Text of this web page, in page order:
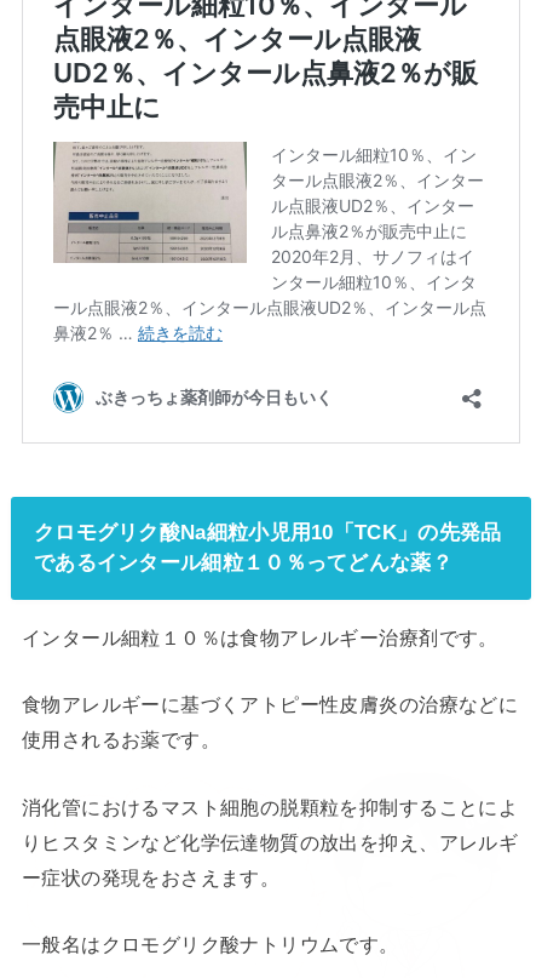
クロモグリク酸Na細粒小児用10「TCK」の先発品
であるインタール細粒１０％ってどんな薬？
インタール細粒１０％は食物アレルギー治療剤です。
食物アレルギーに基づくアトピー性皮膚炎の治療などに
使用されるお薬です。
消化管におけるマスト細胞の脱顆粒を抑制することによ
りヒスタミンなど化学伝達物質の放出を抑え、アレルギ
ー症状の発現をおさえます。
一般名はクロモグリク酸ナトリウムです。